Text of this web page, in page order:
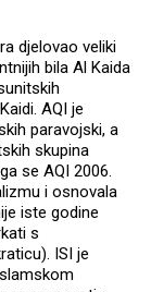
djelovao veliki
bila Al Kaida
AQI je
paravojski, a
skupina
se AQI 2006.
i osnovala
iste godine
s
ISI je